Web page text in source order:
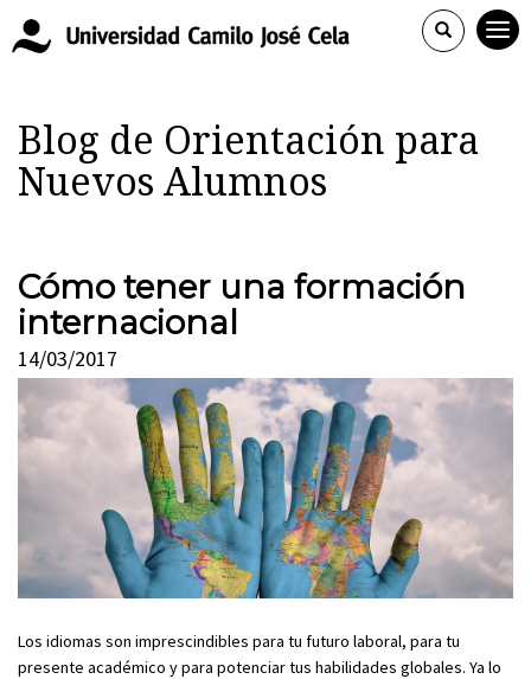
Blog de Orientación para
Nuevos Alumnos
Cómo tener una formación
internacional
14/03/2017
Los idiomas son imprescindibles para tu futuro laboral, para tu
presente académico y para potenciar tus habilidades globales. Ya lo